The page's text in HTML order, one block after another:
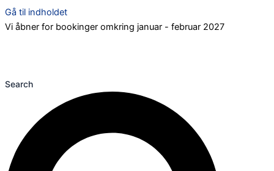
Gå til indholdet
Vi åbner for bookinger omkring januar - februar 2027
Search